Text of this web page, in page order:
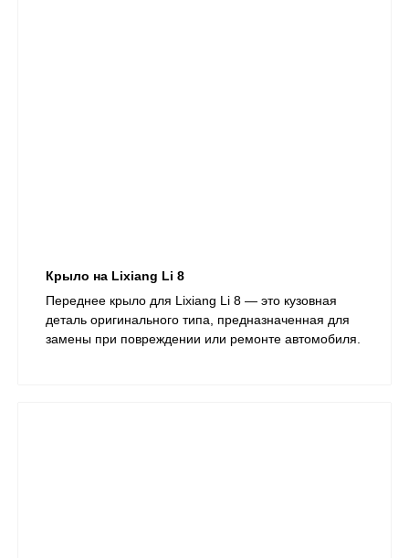
Крыло на Lixiang Li 8
Переднее крыло для Lixiang Li 8 — это кузовная
деталь оригинального типа, предназначенная для
замены при повреждении или ремонте автомобиля.